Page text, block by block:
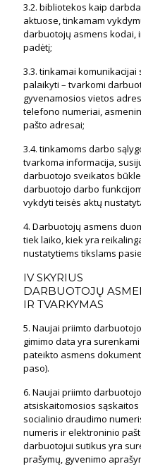
3.2. bibliotekos kaip
aktuose, tinkamam
darbuotojų asmens kodai,
padėtį;
3.3. tinkamai
palaikyti – tvarkomi
gyvenamosios vietos
telefono numeriai,
pašto adresai;
3.4. tinkamoms darbo
tvarkoma informacija,
darbuotojo sveikatos
darbuotojo darbo
vykdyti teisės aktų
4. Darbuotojų asmens
tiek laiko, kiek yra
nustatytiems tikslams
IV SKYRIUS
DARBUOTOJŲ
IR TVARKYMAS
5. Naujai priimto
gimimo data yra
pateikto asmens
paso).
6. Naujai priimto
atsiskaitomosios
socialinio draudimo
numeris ir elektroninio
darbuotojui sutikus yra
prašymų, gyvenimo